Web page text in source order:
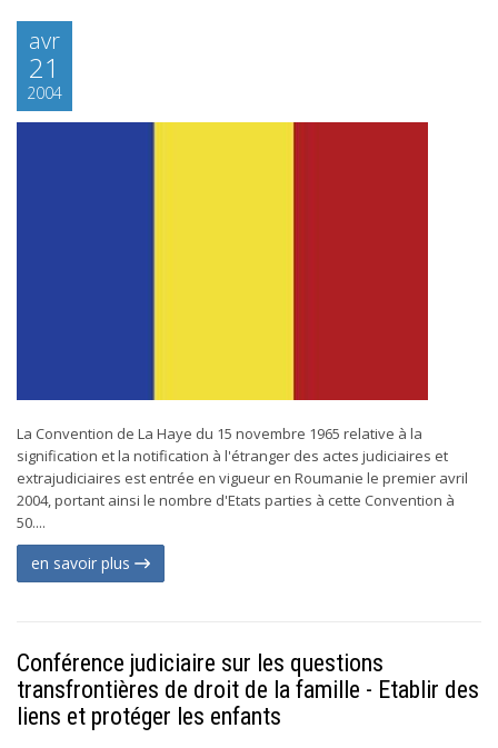
avr
21
2004
La Convention de La Haye du 15 novembre 1965 relative à la
signification et la notification à l'étranger des actes judiciaires et
extrajudiciaires est entrée en vigueur en Roumanie le premier avril
2004, portant ainsi le nombre d'Etats parties à cette Convention à
50....
en savoir plus
Conférence judiciaire sur les questions
transfrontières de droit de la famille - Etablir des
liens et protéger les enfants